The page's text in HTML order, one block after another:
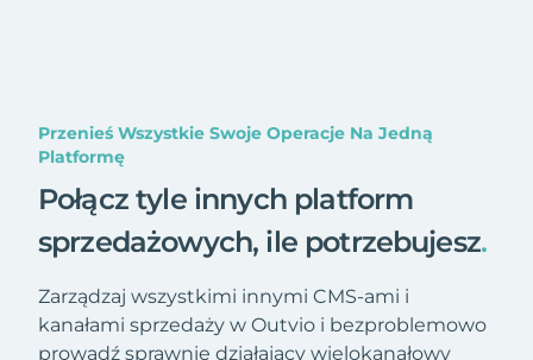
Przenieś Wszystkie Swoje Operacje Na Jedną
Platformę
Połącz tyle innych platform
sprzedażowych, ile potrzebujesz.
Zarządzaj wszystkimi innymi CMS-ami i
kanałami sprzedaży w Outvio i bezproblemowo
prowadź sprawnie działający wielokanałowy